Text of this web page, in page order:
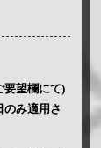
望欄にて)
み適用さ